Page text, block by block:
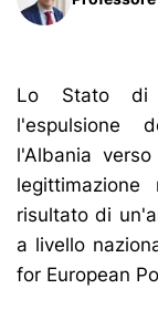
Lo Stato di
l'espulsione
l'Albania
risultato di
a livello
for European